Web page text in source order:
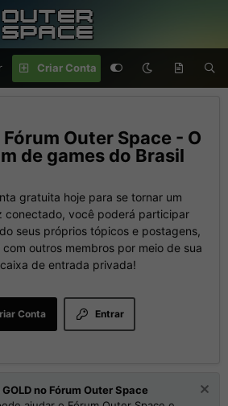
Criar Conta
Fórum Outer Space - O
de games do Brasil
gratuita hoje para se tornar um
conectado, você poderá participar
seus próprios tópicos e postagens,
outros membros por meio de sua
de entrada privada!
Entrar
Conta
no Fórum Outer Space